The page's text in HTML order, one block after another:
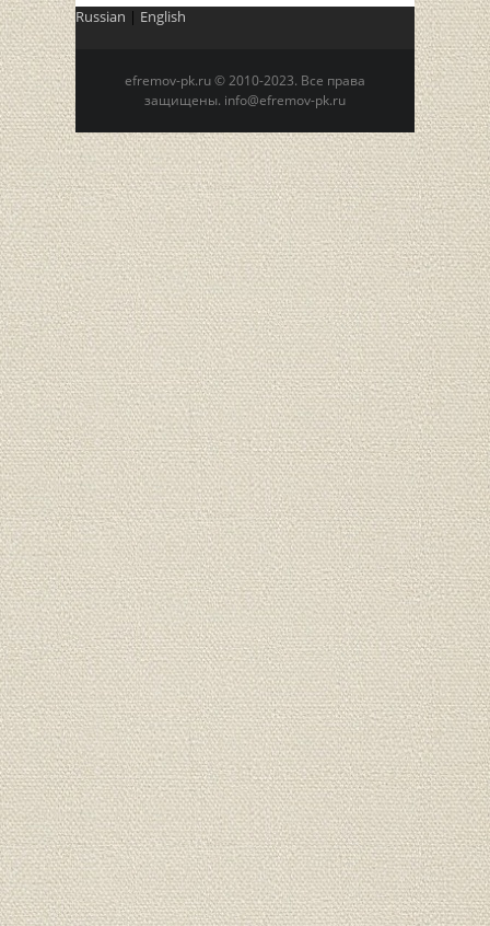
Russian | English
efremov-pk.ru © 2010-2023. Все права
защищены. info@efremov-pk.ru